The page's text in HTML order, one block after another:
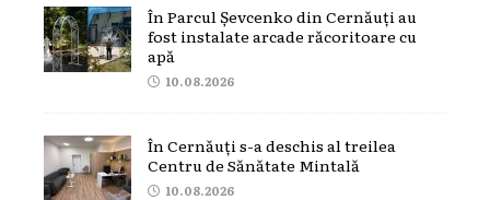
În Parcul Șevcenko din Cernăuți au
fost instalate arcade răcoritoare cu
apă
10.08.2026
În Cernăuți s-a deschis al treilea
Centru de Sănătate Mintală
10.08.2026